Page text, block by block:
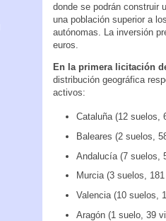
donde se podrán construir
una población superior a
autónomas. La inversión
euros.
En la primera licitación
distribución geográfica
activos:
Cataluña (12 suelos,
Baleares (2 suelos,
Andalucía (7 suelos,
Murcia (3 suelos,
Valencia (10 suelos,
Aragón (1 suelo, 39